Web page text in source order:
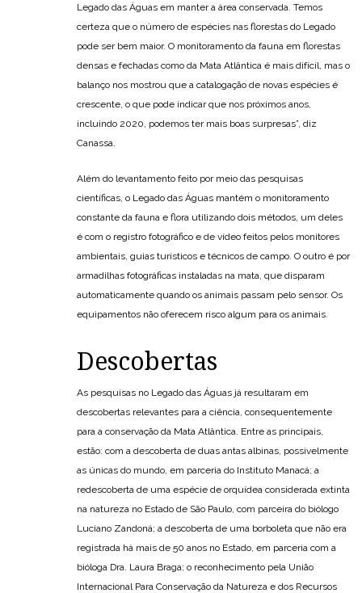
Legado das Águas em manter a área conservada. Temos
certeza que o número de espécies nas florestas do Legado
pode ser bem maior. O monitoramento da fauna em florestas
densas e fechadas como da Mata Atlântica é mais difícil, mas o
balanço nos mostrou que a catalogação de novas espécies é
crescente, o que pode indicar que nos próximos anos,
incluindo 2020, podemos ter mais boas surpresas”, diz
Canassa.
Além do levantamento feito por meio das pesquisas
científicas, o Legado das Águas mantém o monitoramento
constante da fauna e flora utilizando dois métodos, um deles
é com o registro fotográfico e de vídeo feitos pelos monitores
ambientais, guias turísticos e técnicos de campo. O outro é por
armadilhas fotográficas instaladas na mata, que disparam
automaticamente quando os animais passam pelo sensor. Os
equipamentos não oferecem risco algum para os animais.
Descobertas
As pesquisas no Legado das Águas já resultaram em
descobertas relevantes para a ciência, consequentemente
para a conservação da Mata Atlântica. Entre as principais,
estão: com a descoberta de duas antas albinas, possivelmente
as únicas do mundo, em parceria do Instituto Manacá; a
redescoberta de uma espécie de orquídea considerada extinta
na natureza no Estado de São Paulo, com parceira do biólogo
Luciano Zandoná; a descoberta de uma borboleta que não era
registrada há mais de 50 anos no Estado, em parceria com a
bióloga Dra. Laura Braga; o reconhecimento pela União
Internacional Para Conservação da Natureza e dos Recursos